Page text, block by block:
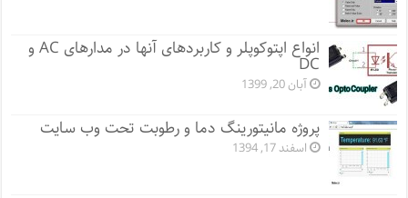
انواع اپتوکوپلر و کاربردهای آنها در مدارهای AC و
DC
آبان 20, 1399
پروژه مانيتورينگ دما و رطوبت تحت وب سایت
اسفند 17, 1394